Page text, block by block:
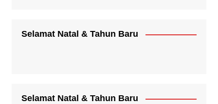
Selamat Natal & Tahun Baru
Selamat Natal & Tahun Baru